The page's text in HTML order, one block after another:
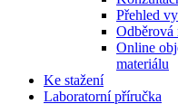
Přehled
Odběrová
Online
materiálu
Ke stažení
Laboratorní příručka